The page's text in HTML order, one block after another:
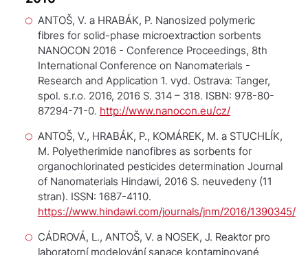
ANTOŠ, V. a HRABÁK, P. Nanosized polymeric
fibres for solid-phase microextraction sorbents
NANOCON 2016 - Conference Proceedings, 8th
International Conference on Nanomaterials -
Research and Application 1. vyd. Ostrava: Tanger,
spol. s.r.o. 2016, 2016 S. 314 – 318. ISBN: 978-80-
87294-71-0. http://www.nanocon.eu/cz/
ANTOŠ, V., HRABÁK, P., KOMÁREK, M. a STUCHLÍK,
M. Polyetherimide nanofibres as sorbents for
organochlorinated pesticides determination Journal
of Nanomaterials Hindawi, 2016 S. neuvedeny (11
stran). ISSN: 1687-4110.
https://www.hindawi.com/journals/jnm/2016/1390345/
CÁDROVÁ, L., ANTOŠ, V. a NOSEK, J. Reaktor pro
laboratorní modelování sanace kontaminované